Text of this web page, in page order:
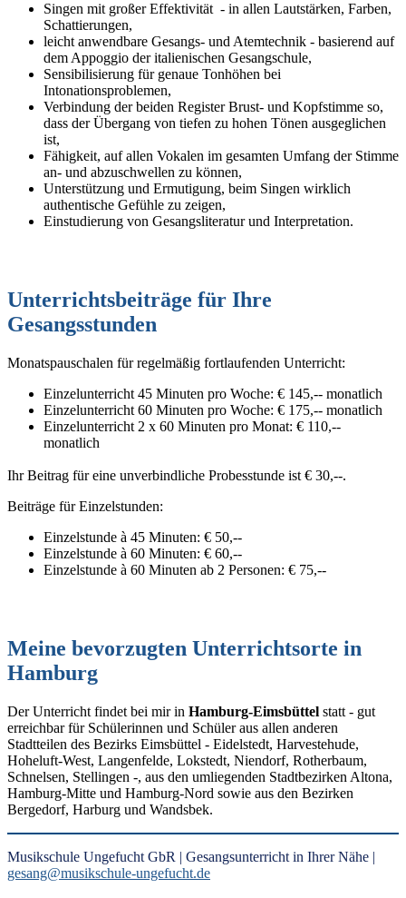
Singen mit großer Effektivität - in allen Lautstärken, Farben,
Schattierungen,
leicht anwendbare Gesangs- und Atemtechnik - basierend auf
dem Appoggio der italienischen Gesangschule,
Sensibilisierung für genaue Tonhöhen bei
Intonationsproblemen,
Verbindung der beiden Register Brust- und Kopfstimme so,
dass der Übergang von tiefen zu hohen Tönen ausgeglichen
ist,
Fähigkeit, auf allen Vokalen im gesamten Umfang der Stimme
an- und abzuschwellen zu können,
Unterstützung und Ermutigung, beim Singen wirklich
authentische Gefühle zu zeigen,
Einstudierung von Gesangsliteratur und Interpretation.
Unterrichtsbeiträge für Ihre
Gesangsstunden
Monatspauschalen für regelmäßig fortlaufenden Unterricht:
Einzelunterricht 45 Minuten pro Woche: € 145,-- monatlich
Einzelunterricht 60 Minuten pro Woche: € 175,-- monatlich
Einzelunterricht 2 x 60 Minuten pro Monat: € 110,--
monatlich
Ihr Beitrag für eine unverbindliche Probesstunde ist € 30,--.
Beiträge für Einzelstunden:
Einzelstunde à 45 Minuten: € 50,--
Einzelstunde à 60 Minuten: € 60,--
Einzelstunde à 60 Minuten ab 2 Personen: € 75,--
Meine bevorzugten Unterrichtsorte in
Hamburg
Der Unterricht findet bei mir in Hamburg-Eimsbüttel statt - gut
erreichbar für Schülerinnen und Schüler aus allen anderen
Stadtteilen des Bezirks Eimsbüttel - Eidelstedt, Harvestehude,
Hoheluft-West, Langenfelde, Lokstedt, Niendorf, Rotherbaum,
Schnelsen, Stellingen -, aus den umliegenden Stadtbezirken Altona,
Hamburg-Mitte und Hamburg-Nord sowie aus den Bezirken
Bergedorf, Harburg und Wandsbek.
Musikschule Ungefucht GbR | Gesangsunterricht in Ihrer Nähe |
gesang@musikschule-ungefucht.de